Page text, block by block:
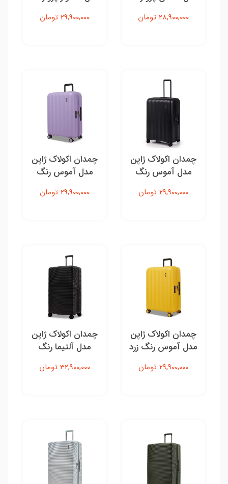
بژ - سایز بزرگ
28,900,000 تومان
سبز - سایز بزرگ
29,900,000 تومان
چمدان اکولاک ژاپن
مدل آموس رنگ
29,900,000 تومان
چمدان اکولاک ژاپن
مدل آموس رنگ
یاسی - سایز بزرگ
29,900,000 تومان
چمدان اکولاک ژاپن
مدل آموس رنگ زرد
- سایز بزرگ
29,900,000 تومان
چمدان اکولاک ژاپن
مدل آلتیما رنگ
شکلاتی تیره - سایز
بزرگ
32,900,000 تومان